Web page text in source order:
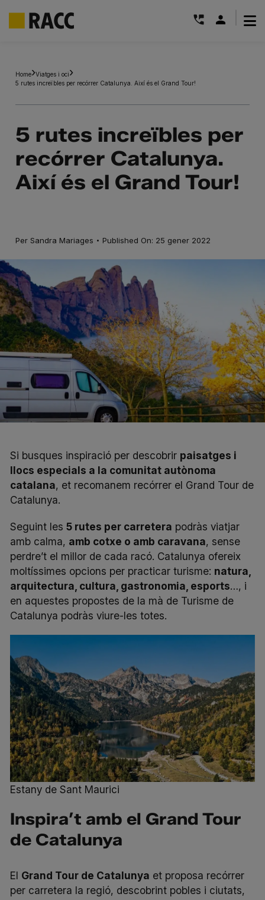
content
Home Viatges i oci
5 rutes increïbles per recórrer Catalunya. Així és el Grand Tour!
5 rutes increïbles per
recórrer Catalunya.
Així és el Grand Tour!
Per Sandra Mariages · Published On: 25 gener 2022
Si busques inspiració per descobrir paisatges i
llocs especials a la comunitat autònoma
catalana, et recomanem recórrer el Grand Tour de
Catalunya.
Seguint les5 rutes per carretera podràs viatjar
amb calma, amb cotxe o amb caravana, sense
perdre’t el millor de cada racó. Catalunya ofereix
moltíssimes opcions per practicar turisme: natura,
arquitectura, cultura, gastronomia, esports…, i
en aquestes propostes de la mà de Turisme de
Catalunya podràs viure-les totes.
Estany de Sant Maurici
Inspira’t amb el Grand Tour
de Catalunya
El Grand Tour de Catalunya et proposa recórrer
per carretera la regió, descobrint pobles i ciutats,